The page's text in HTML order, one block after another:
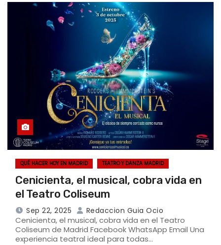
QUÉ HACER HOY EN MADRID TEATRO Y DANZA MADRID
Cenicienta, el musical, cobra vida en
el Teatro Coliseum
Sep 22, 2025 Redaccion Guia Ocio
Cenicienta, el musical, cobra vida en el Teatro
Coliseum de Madrid Facebook WhatsApp Email Una
experiencia teatral ideal para todas…